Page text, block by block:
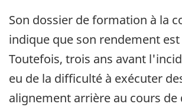
Son dossier de formation à la
indique que son rendement
Toutefois, trois ans avant
eu de la difficulté à exécuter
alignement arrière au cours de